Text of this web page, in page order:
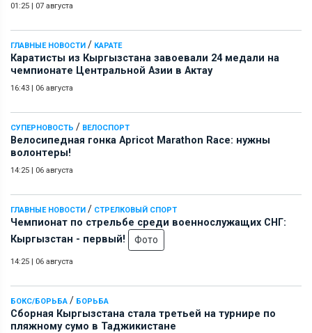
01:25 | 07 августа
ГЛАВНЫЕ НОВОСТИ / КАРАТЕ
Каратисты из Кыргызстана завоевали 24 медали на
чемпионате Центральной Азии в Актау
16:43 | 06 августа
СУПЕРНОВОСТЬ / ВЕЛОСПОРТ
Велосипедная гонка Apricot Marathon Race: нужны
волонтеры!
14:25 | 06 августа
ГЛАВНЫЕ НОВОСТИ / СТРЕЛКОВЫЙ СПОРТ
Чемпионат по стрельбе среди военнослужащих СНГ:
Кыргызстан - первый!
Фото
14:25 | 06 августа
БОКС/БОРЬБА / БОРЬБА
Сборная Кыргызстана стала третьей на турнире по
пляжному сумо в Таджикистане